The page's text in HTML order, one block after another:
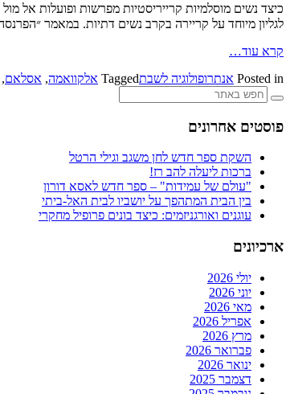
כיצד נשים מוסלמיות קרייריסטיות מפרשות ופועלות אל
לגליון מיוחד על קריירה בקרב נשים דתיות. במאמר
קרא עוד…
Posted in אנתרופולוגיה לשבתTagged אלקוואמה, אסלאם,
פוסטים אחרונים
השקת ספר חדש לחן משגב וגילי הרטל
ברכות ליעלה להב רז!
"עולם של עמידות" – ספר חדש לאסא דורון
בין הבית המתהפך על יושביו לבית האל-ביתי
עוגנים ואורגניזמים: כיצד בונים פרופיל מחקרי
ארכיונים
יולי 2026
יוני 2026
מאי 2026
אפריל 2026
מרץ 2026
פברואר 2026
ינואר 2026
דצמבר 2025